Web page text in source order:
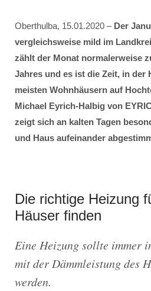
Oberthulba, 15.01.2020 – Der
vergleichsweise mild im
zählt der Monat normalerweise
Jahres und es ist die Zeit, in der
meisten Wohnhäusern auf
Michael Eyrich-Halbig von
zeigt sich an kalten Tagen
und Haus aufeinander
Die richtige Heizung
Häuser finden
Eine Heizung sollte immer
mit der Dämmleistung des
werden.